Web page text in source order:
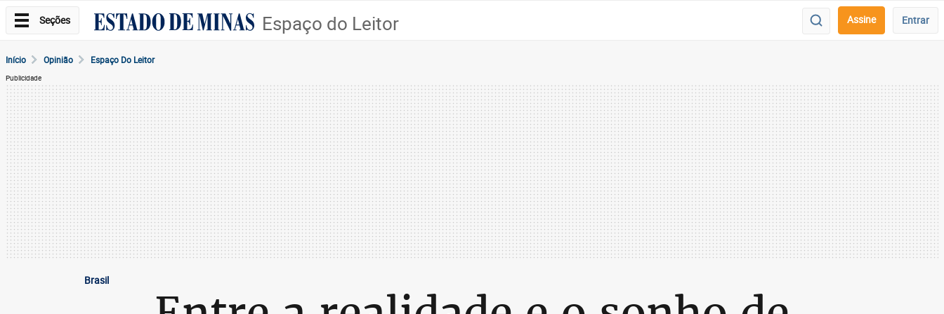
Seções Espaço do Leitor Assine Entrar
Início Opinião Espaço Do Leitor
Publicidade
Brasil